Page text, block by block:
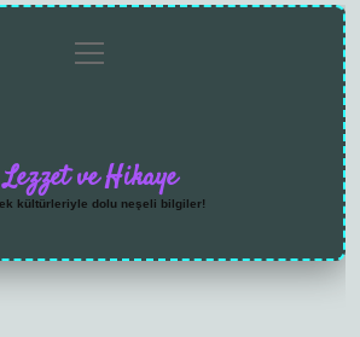
menüyü
aç
Lezzet ve Hikaye
kültürleriyle dolu neşeli bilgiler!